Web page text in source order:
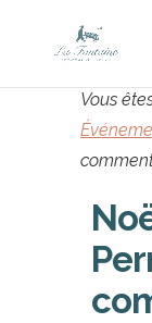
Vous